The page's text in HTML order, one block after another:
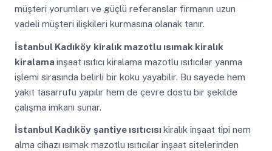
müşteri yorumları ve güçlü referanslar firmanın uzun
vadeli müşteri ilişkileri kurmasına olanak tanır.
İstanbul Kadıköy kiralık mazotlu ısımak kiralık
kiralamainşaat ısıtıcı kiralama mazotlu ısıtıcılar yanma
işlemi sırasında belirli bir koku yayabilir. Bu sayede hem
yakıt tasarrufu yapılır hem de çevre dostu bir şekilde
çalışma imkanı sunar.
İstanbul Kadıköy şantiye ısıtıcısıkiralık inşaat tipi nem
alma cihazı ısımak mazotlu ısıtıcılar inşaat sitelerinden